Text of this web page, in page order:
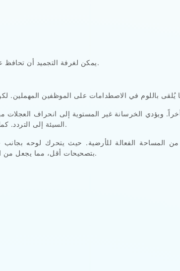
يمكن لغرفة التجميد أن تحافظ على درجة الحرارة رغم أن استخدام مدخلها يصبح أكثر صعوبة كل أسبوع.
ويؤدي الخرسانة غير المستوية إلى انحراف العجلات
السيئة إلى التردد. كما يمكن أن تشغل البوابة المتأرجحة المساحة التي تحتاجها حركة العربات.
المساحة الفعالة للأرضية. حيث يتحرك لوحه بجانب
بتصحيحات أقل، مما يجعل من السهل التحكم في التلامس حول الإطارات أو الحشوات أو حواف العتبات.